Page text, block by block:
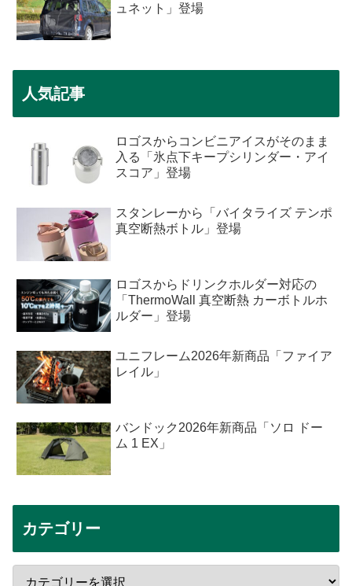
ュネット」登場
人気記事
ロゴスからコンビニアイスがそのまま
入る「氷点下キープシリンダー・アイ
スコア」登場
スタンレーから「バイタライズ テンポ
真空断熱ボトル」登場
ロゴスからドリンクホルダー対応の
「ThermoWall 真空断熱 カーボトルホ
ルダー」登場
ユニフレーム2026年新商品「ファイア
レイル」
バンドック2026年新商品「ソロ ドー
ム 1 EX」
カテゴリー